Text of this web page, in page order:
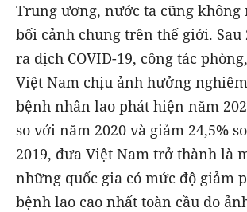
Trung ương, nước ta cũng không
bối cảnh chung trên thế giới. Sau
ra dịch COVID-19, công tác
Việt Nam chịu ảnh hưởng
bệnh nhân lao phát hiện năm
so với năm 2020 và giảm 24,5%
2019, đưa Việt Nam trở thành là
những quốc gia có mức độ giảm
bệnh lao cao nhất toàn cầu do